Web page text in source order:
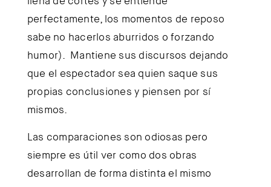
perfectamente, los momentos de reposo
sabe no hacerlos aburridos o forzando
humor). Mantiene sus discursos dejando
que el espectador sea quien saque sus
propias conclusiones y piensen por sí
mismos.
Las comparaciones son odiosas pero
siempre es útil ver como dos obras
desarrollan de forma distinta el mismo